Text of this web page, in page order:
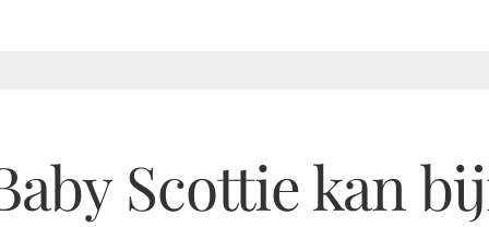
Scottie kan